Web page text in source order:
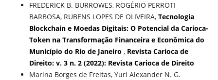
FREDERICK B. BURROWES, ROGÉRIO PERROTI
BARBOSA, RUBENS LOPES DE OLIVEIRA, Tecnologia
Blockchain e Moedas Digitais: O Potencial da Carioca-
Token na Transformação Financeira e Econômica do
Município do Rio de Janeiro , Revista Carioca de
Direito: v. 3 n. 2 (2022): Revista Carioca de Direito
Marina Borges de Freitas, Yuri Alexander N. G.